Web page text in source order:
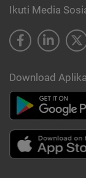
Ikuti Media
Download